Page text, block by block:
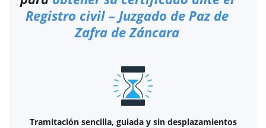
Registro civil – Juzgado de Paz de
Zafra de Záncara
Tramitación sencilla, guiada y sin desplazamientos